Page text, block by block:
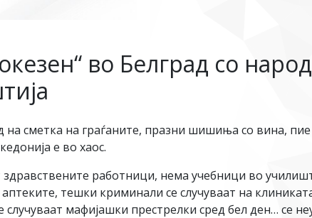
во Белград со
на сметка на граѓаните, празни шишиња со вина,
е во хаос.
работници, нема учебници во
тешки криминали се случуваат на
мафијашки престрелки сред бел ден… се